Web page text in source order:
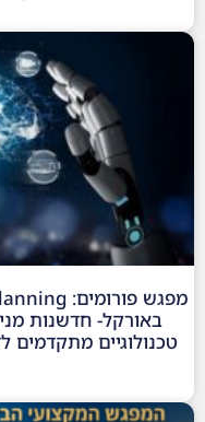
טכנולוגיים מתקדמים